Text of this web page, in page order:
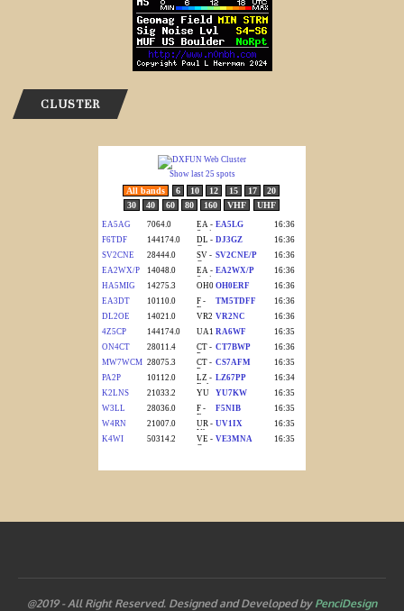
CLUSTER
@2019 - All Right Reserved. Designed and Developed by PenciDesign